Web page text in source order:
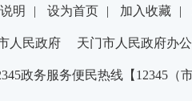
明 | 设为首页 | 加入收藏 |
人民政府 天门市人民政府办
政务服务便民热线【12345（